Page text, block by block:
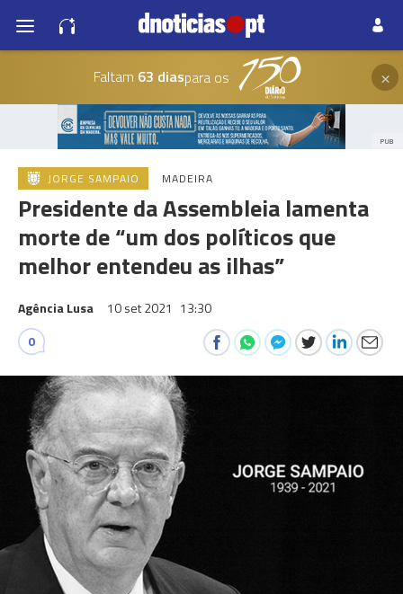
Faltam 63 diaspara os ×
PUB
JORGE SAMPAIO MADEIRA
Presidente da Assembleia lamenta
morte de “um dos políticos que
melhor entendeu as ilhas”
Agência Lusa 10 set 2021 13:30
0